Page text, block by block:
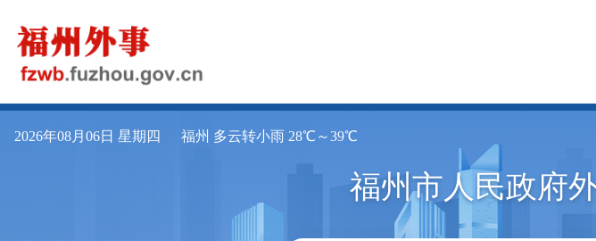
2026年08月06日 星期四 福州 多云转小雨 28℃～39℃
福州市人民政府